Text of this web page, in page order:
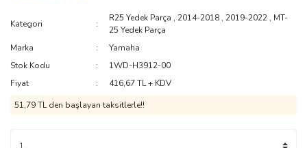
Kategori
R25 Yedek Parça ,2014-2018 ,2019-2022 , MT-
25 Yedek Parça
Marka
Yamaha
Stok Kodu
1WD-H3912-00
Fiyat
416,67 TL + KDV
51,79 TL den başlayan taksitlerle!!